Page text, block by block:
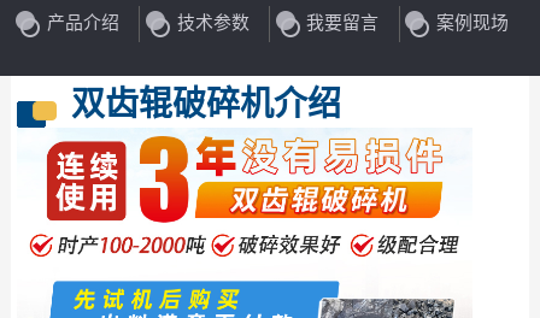
产品介绍 技术参数 我要留言 案例现场
双齿辊破碎机介绍